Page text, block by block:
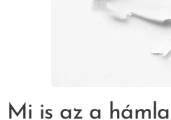
Mi is az a